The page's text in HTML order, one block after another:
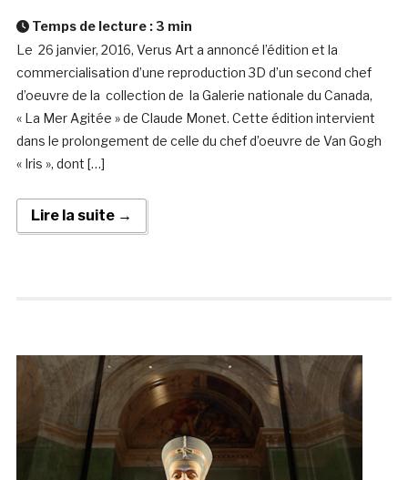
Temps de lecture : 3 min
Le 26 janvier, 2016, Verus Art a annoncé l’édition et la
commercialisation d’une reproduction 3D d’un second chef
d’oeuvre de la collection de la Galerie nationale du Canada,
« La Mer Agitée » de Claude Monet. Cette édition intervient
dans le prolongement de celle du chef d’oeuvre de Van Gogh
« Iris », dont […]
Lire la suite →